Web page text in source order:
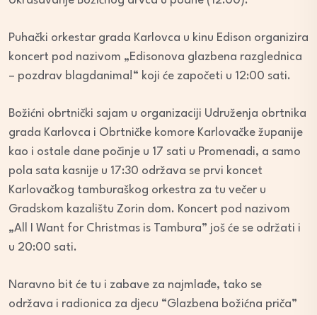
Puhački orkestar grada Karlovca u kinu Edison organizira
koncert pod nazivom „Edisonova glazbena razglednica
– pozdrav blagdanima!“ koji će započeti u 12:00 sati.
Božićni obrtnički sajam u organizaciji Udruženja obrtnika
grada Karlovca i Obrtničke komore Karlovačke županije
kao i ostale dane počinje u 17 sati u Promenadi, a samo
pola sata kasnije u 17:30 održava se prvi koncet
Karlovačkog tamburaškog orkestra za tu večer u
Gradskom kazalištu Zorin dom. Koncert pod nazivom
„All I Want for Christmas is Tambura” još će se održati i
u 20:00 sati.
Naravno bit će tu i zabave za najmlađe, tako se
održava i radionica za djecu “Glazbena božićna priča”